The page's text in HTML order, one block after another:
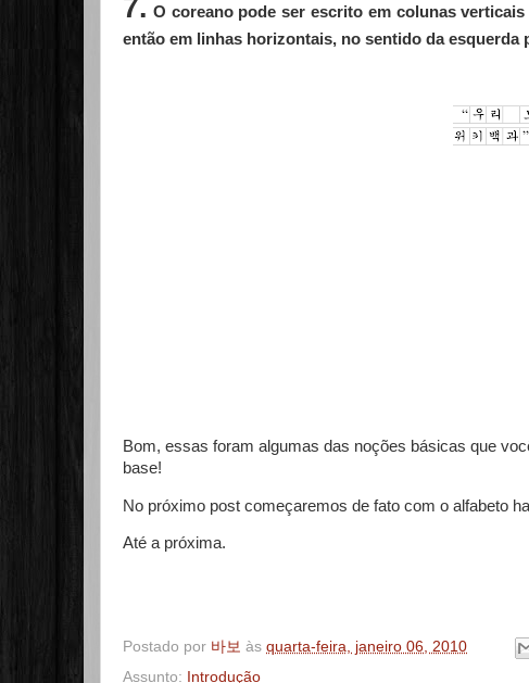
7. O coreano pode ser escrito em colunas
então em linhas horizontais, no sentido da esquerda
Bom, essas foram algumas das noções básicas que
base!
No próximo post começaremos de fato com o alfabeto
Até a próxima.
Postado por 바보 às quarta-feira, janeiro 06, 2010
Assunto: Introdução